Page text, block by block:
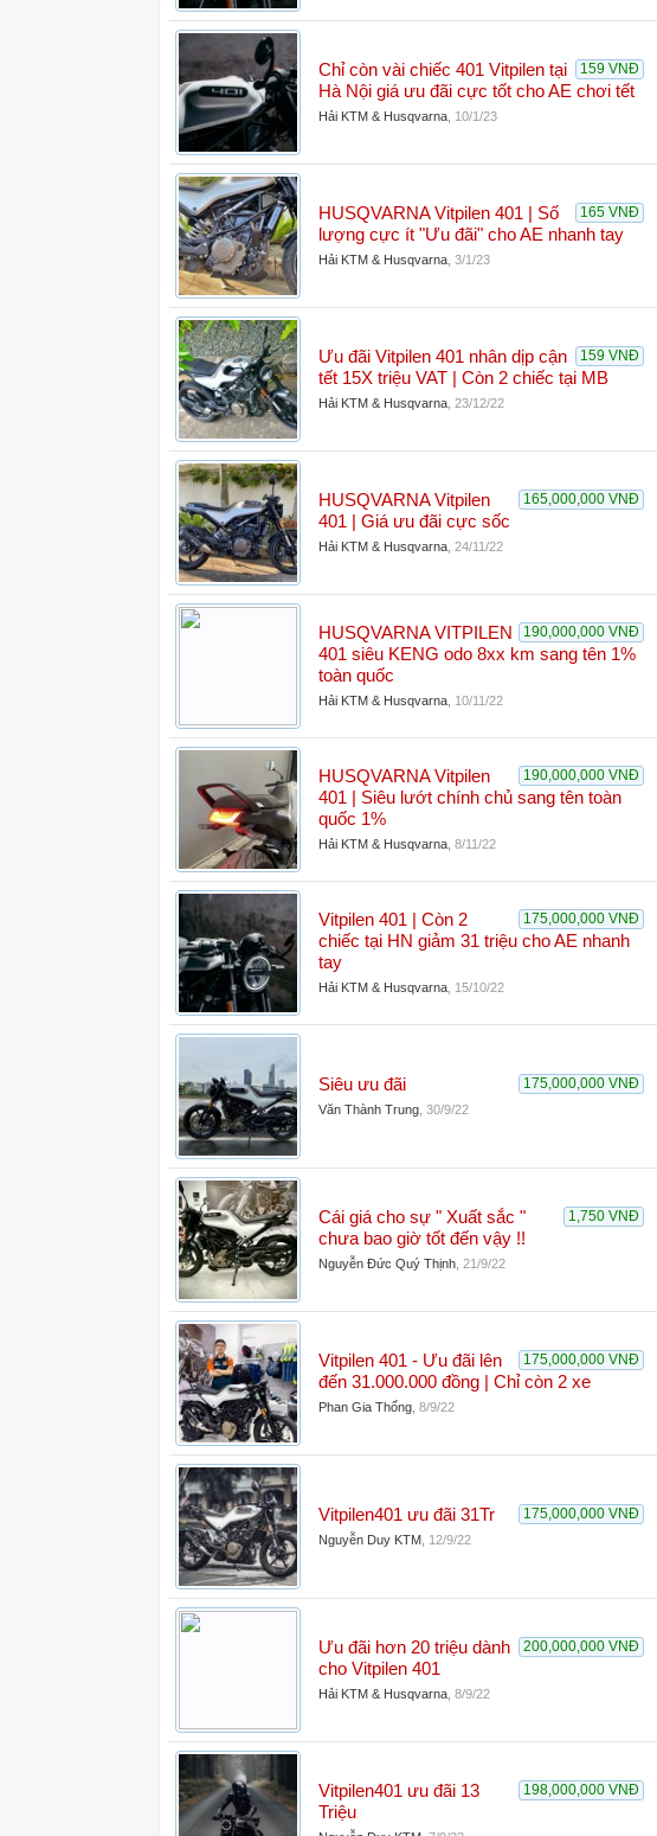
159 VNĐ
Chỉ còn vài chiếc 401 Vitpilen tại
Hà Nội giá ưu đãi cực tốt cho AE chơi tết
Hải KTM & Husqvarna 10/1/23
165 VNĐ
HUSQVARNA Vitpilen 401 | Số
lượng cực ít "Ưu đãi" cho AE nhanh tay
Hải KTM & Husqvarna 3/1/23
159 VNĐ
Ưu đãi Vitpilen 401 nhân dịp cận
tết 15X triệu VAT | Còn 2 chiếc tại MB
Hải KTM & Husqvarna 23/12/22
165,000,000 VNĐ
HUSQVARNA Vitpilen
401 | Giá ưu đãi cực sốc
Hải KTM & Husqvarna 24/11/22
190,000,000 VNĐ
HUSQVARNA VITPILEN
401 siêu KENG odo 8xx km sang tên 1%
toàn quốc
Hải KTM & Husqvarna 10/11/22
190,000,000 VNĐ
HUSQVARNA Vitpilen
401 | Siêu lướt chính chủ sang tên toàn
quốc 1%
Hải KTM & Husqvarna 8/11/22
175,000,000 VNĐ
Vitpilen 401 | Còn 2
chiếc tại HN giảm 31 triệu cho AE nhanh
tay
Hải KTM & Husqvarna 15/10/22
175,000,000 VNĐ
Siêu ưu đãi
Văn Thành Trung 30/9/22
1,750 VNĐ
Cái giá cho sự " Xuất sắc "
chưa bao giờ tốt đến vậy !!
Nguyễn Đức Quý Thịnh 21/9/22
175,000,000 VNĐ
Vitpilen 401 - Ưu đãi lên
đến 31.000.000 đồng | Chỉ còn 2 xe
Phan Gia Thống 8/9/22
175,000,000 VNĐ
Vitpilen401 ưu đãi 31Tr
Nguyễn Duy KTM 12/9/22
200,000,000 VNĐ
Ưu đãi hơn 20 triệu dành
cho Vitpilen 401
Hải KTM & Husqvarna 8/9/22
198,000,000 VNĐ
Vitpilen401 ưu đãi 13
Triệu